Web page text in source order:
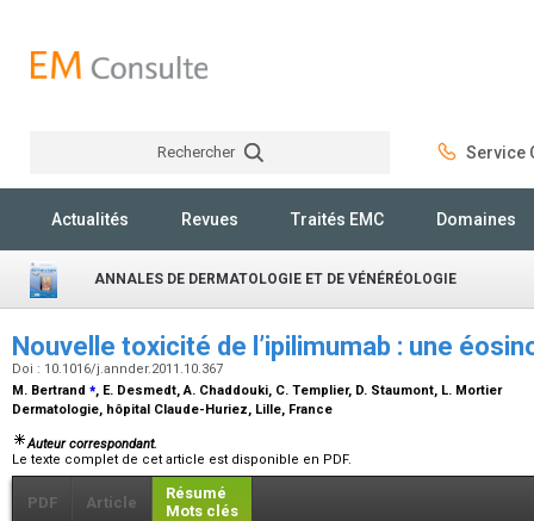
Rechercher Service
Actualités Revues Traités EMC Domaines
ANNALES DE DERMATOLOGIE ET DE VÉNÉRÉOLOGIE
Nouvelle toxicité de l’ipilimumab : une
Doi : 10.1016/j.annder.2011.10.367
M. Bertrand ⁎, E. Desmedt, A. Chaddouki, C. Templier, D. Staumont, L. Mortier
Dermatologie, hôpital Claude-Huriez, Lille, France
Auteur correspondant.
Le texte complet de cet article est disponible en PDF.
PDF Article
Résumé
Mots clés